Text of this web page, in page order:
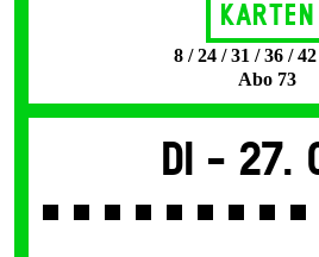
Karten
8 / 24 / 31 / 36 /
Abo 73
Di - 27.